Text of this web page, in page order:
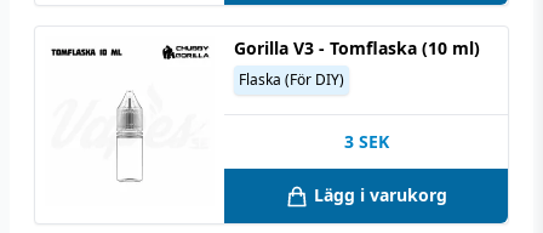
Gorilla V3 - Tomflaska (10 ml)
Flaska (För DIY)
3 SEK
Lägg i varukorg